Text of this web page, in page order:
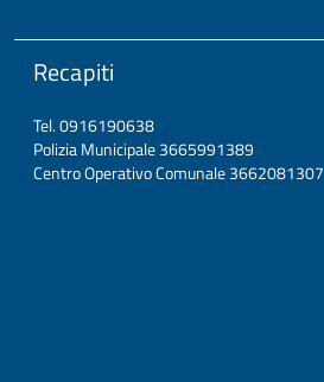
Recapiti
Tel. 0916190638
Polizia Municipale 3665991389
Centro Operativo Comunale 3662081307